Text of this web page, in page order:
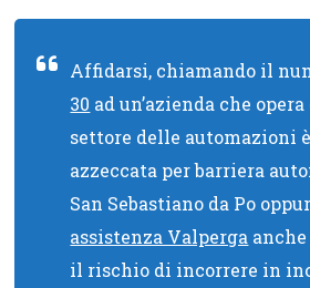
Affidarsi, chiamando il
30 ad un’azienda che
settore delle automazioni
azzeccata per barriera
San Sebastiano da Po
assistenza Valperga
il rischio di incorrere in